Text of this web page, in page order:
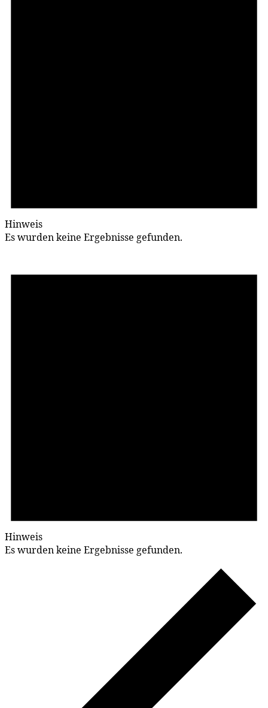
Hinweis
Es wurden keine Ergebnisse gefunden.
Hinweis
Es wurden keine Ergebnisse gefunden.